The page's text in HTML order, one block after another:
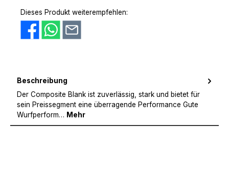
Dieses Produkt weiterempfehlen:
Beschreibung
Der Composite Blank ist zuverlässig, stark und bietet für
sein Preissegment eine überragende Performance Gute
Wurfperform… Mehr